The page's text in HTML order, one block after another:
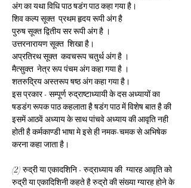
अंग का यथा विधि पाठ षडंग पाठ कहा गया है।
शिव कल्प सूक्त  प्रथम हृदय रूपी अंग है
पुरुष सूक्त द्वितीय सर रूपी अंग है ।
उत्तरनारायण सूक्त  शिखा है।
अप्रतिरथ सूक्त  कवचरूप चतुर्थ अंग है ।
मैत्सुक्त  नेत्र रूप पंचम अंग कहा गया है ।
शतरुद्रिय अस्तरूप षष्ठ अंग कहा गया है।
इस प्रकार - सम्पूर्ण रुद्राष्टाध्यायी के दस अध्यायों का
षडडंग रूपक पाठ कहलाता है षडंग पाठ में विशेष बात है की
इसमें आठवें अध्याय के साथ पांचवे अध्याय की आवृति नही
होती है कर्मकाण्डी भाषा मे इसे ही नमक-चमक से अभिषेक
करना कहा जाता है।
(2) रुद्री या एकादशिनि - रुद्राध्याय की  ग्यारह आवृति को
रुद्री या एकादिशिनी कहते है रुद्रो की संख्या ग्यारह होने के